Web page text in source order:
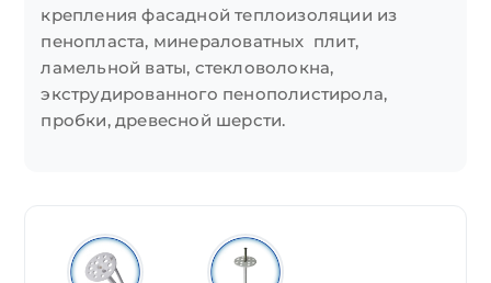
крепления фасадной теплоизоляции из
пенопласта, минераловатных плит,
ламельной ваты, стекловолокна,
экструдированного пенополистирола,
пробки, древесной шерсти.